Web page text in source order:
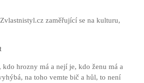
zaměřující se na kulturu,
hrozny má a nejí je, kdo ženu má a
na toho vemte bič a hůl, to není